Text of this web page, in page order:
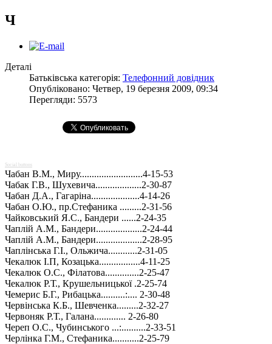
Ч
Деталі
Батьківська категорія: Телефонний довідник
Опубліковано: Четвер, 19 березня 2009, 09:34
Перегляди: 5573
Social buttons
Чабан В.М., Миру..........................4-15-53
Чабак Г.В., Шухевича...................2-30-87
Чабан Д.А., Гагаріна....................4-14-26
Чабан О.Ю., пр.Стефаника .........2-31-56
Чайковський Я.С., Бандери ......2-24-35
Чаплій А.М., Бандери...................2-24-44
Чаплій А.М., Бандери...................2-28-95
Чаплінська Г.І., Ольжича............2-31-05
Чекалюк І.П, Козацька.................4-11-25
Чекалюк О.С., Філатова..............2-25-47
Чекалюк Р.Т., Крушельницької .2-25-74
Чемерис Б.Г., Рибацька..........:.... 2-30-48
Червінська К.Б., Шевченка.........2-32-27
Червоняк Р.Т., Галана............. 2-26-80
Череп О.С., Чубинського ...:..........2-33-51
Черлінка Г.М., Стефаника...........2-25-79